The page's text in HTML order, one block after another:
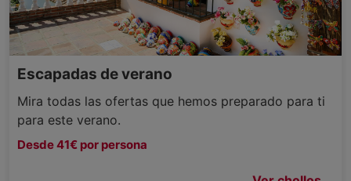
Escapadas de verano
Mira todas las ofertas que hemos preparado para ti
para este verano.
Desde 41€ por persona